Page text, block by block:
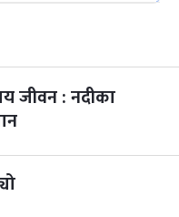
७ महिना बाँकी
जीवन : नदीका